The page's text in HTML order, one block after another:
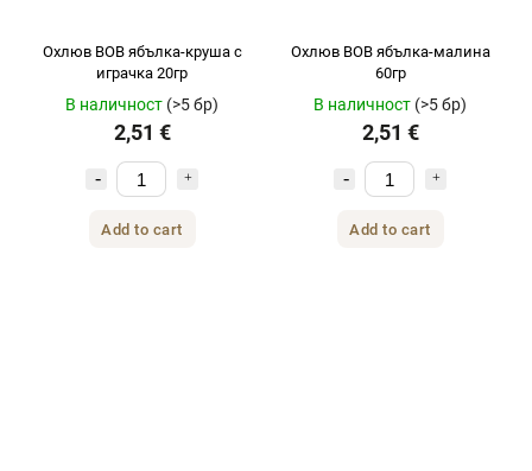
Охлюв BOB ябълка-круша с
играчка 20гр
В наличност (>5 бр)
2,51 €
Add to cart
Охлюв BOB ябълка-малина
60гр
В наличност (>5 бр)
2,51 €
Add to cart